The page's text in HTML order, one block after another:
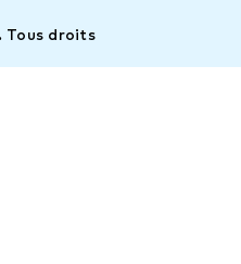
Tous droits